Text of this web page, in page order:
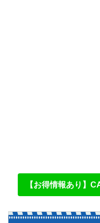
【お得情報あり】